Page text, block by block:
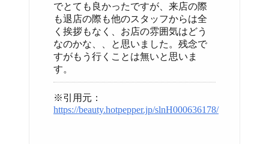
でとても良かったですが、来店の際
も退店の際も他のスタッフからは全
く挨拶もなく、お店の雰囲気はどう
なのかな、、と思いました。残念で
すがもう行くことは無いと思いま
す。
※引用元：
https://beauty.hotpepper.jp/slnH000636178/